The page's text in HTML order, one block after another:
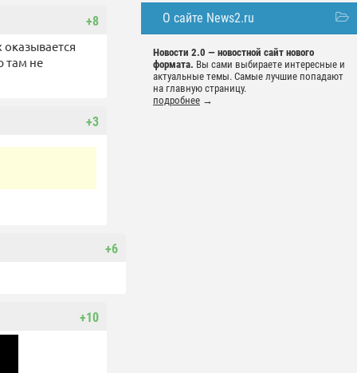
О сайте News2.ru
Новости 2.0 — новостной сайт нового
формата. Вы сами выбираете интересные и
актуальные темы. Самые лучшие попадают
на главную страницу.
подробнее →
+8
там не
+3
+6
+10